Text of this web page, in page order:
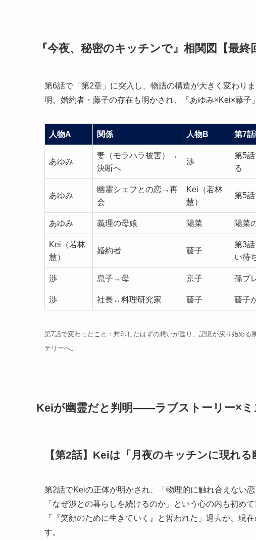
『今夜、秘密のキッチンで』相関図【最終
第6話で「第2章」に突入し、物語の構造が大きく変わり
明。婚約者・藤子の存在も明かされ、「あゆみ×Kei×藤子
人物A 関係 人物B 第7
あゆみ
妻（モラハラ被害）→
決断へ
渉
第5
る
あゆみ
幽霊シェフとの恋→再
会
Kei（若林
慧）
第5
あゆみ 義理の母娘 陽菜 陽菜
Kei（若林
慧）
婚約者 藤子
第3
い待
渉 息子→母 京子 孫プ
渉 社長↔料理研究家 藤子 藤子
第7話で変わったこと：封印したはずの想いが甦り、記憶が戻り始め
テリーへ。
Keiが幽霊だと判明——ラブストーリー×ミ
【第2話】Keiは「月夜のキッチンに現れ
第2話でKeiの正体が明かされ、「物理的に触れ合えない
「なぜ渉との暮らしを続けるのか」という心の内も初め
「『笑顔のために生きていく』と誓われた」過去が、現
す。